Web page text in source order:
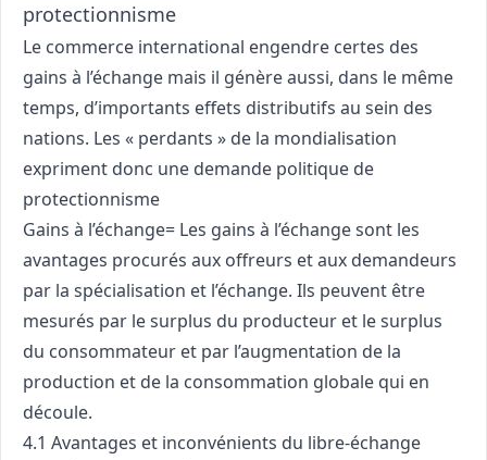
protectionnisme
Le commerce international engendre certes des
gains à l’échange mais il génère aussi, dans le même
temps, d’importants effets distributifs au sein des
nations. Les « perdants » de la mondialisation
expriment donc une demande politique de
protectionnisme
Gains à l’échange= Les gains à l’échange sont les
avantages procurés aux offreurs et aux demandeurs
par la spécialisation et l’échange. Ils peuvent être
mesurés par le surplus du producteur et le surplus
du consommateur et par l’augmentation de la
production et de la consommation globale qui en
découle.
4.1 Avantages et inconvénients du libre-échange